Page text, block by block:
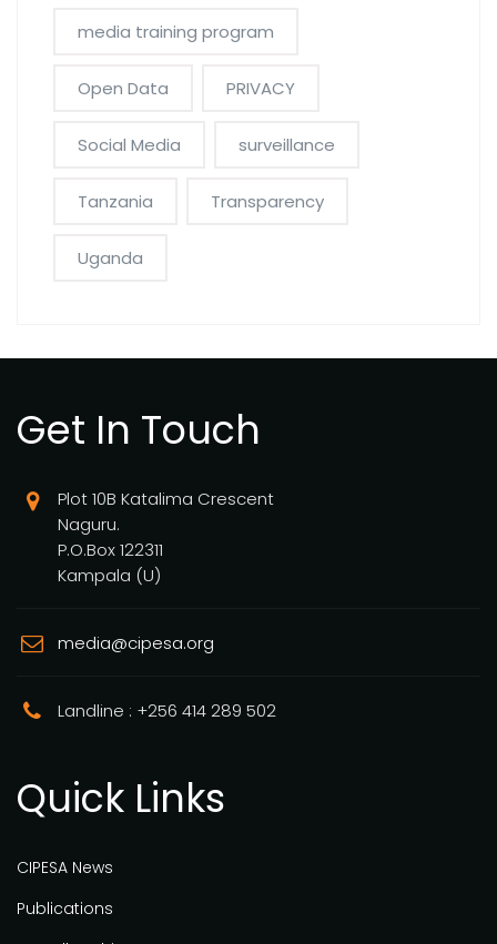
media training program
Open Data PRIVACY
Social Media surveillance
Tanzania Transparency
Uganda
Get In Touch
Plot 10B Katalima Crescent
Naguru.
P.O.Box 122311
Kampala (U)
media@cipesa.org
Landline : +256 414 289 502
Quick Links
CIPESA News
Publications